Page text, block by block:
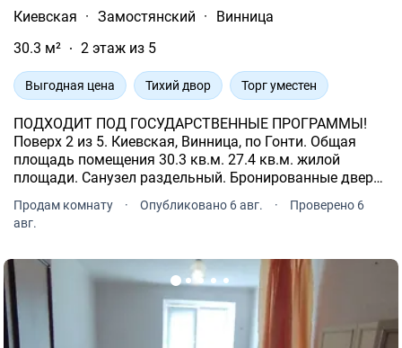
Киевская · Замостянский ·
Винница
30.3 м²
2 этаж из 5
Выгодная цена Тихий двор Торг уместен
ПОДХОДИТ ПОД ГОСУДАРСТВЕННЫЕ ПРОГРАММЫ!
Поверх 2 из 5. Киевская, Винница, по Гонти. Общая
площадь помещения 30.3 кв.м. 27.4 кв.м. жилой
площади. Санузел раздельный. Бронированные двери.
счетчики: газ, электричество. Вода из центрального
водопровода.
Продам комнату · Опубликовано 6 авг. ·
Проверено 6
авг.